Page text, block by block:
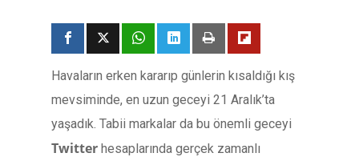
Havaların erken kararıp günlerin kısaldığı kış
mevsiminde, en uzun geceyi 21 Aralık’ta
yaşadık. Tabii markalar da bu önemli geceyi
Twitter hesaplarında gerçek zamanlı